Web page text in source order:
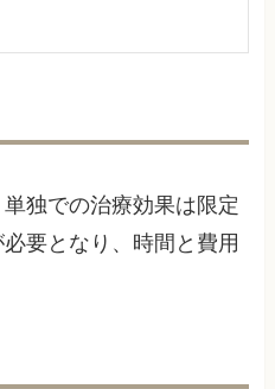
独での治療効果は限定
要となり、時間と費用